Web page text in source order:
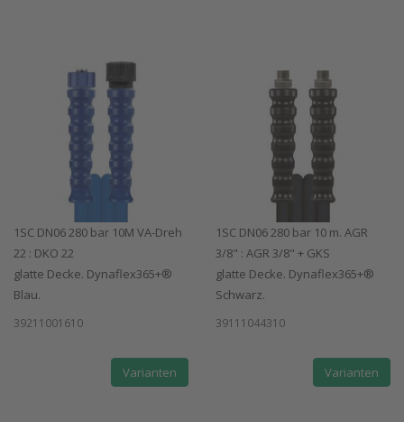
1SC DN06 280 bar 10M VA-Dreh
22 : DKO 22
glatte Decke. Dynaflex365+®
Blau.
39211001610
Varianten
1SC DN06 280 bar 10 m. AGR
3/8" : AGR 3/8" + GKS
glatte Decke. Dynaflex365+®
Schwarz.
39111044310
Varianten